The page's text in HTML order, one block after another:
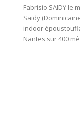
Fabrisio SAIDY le
Saïdy
indoor
Nantes sur 400